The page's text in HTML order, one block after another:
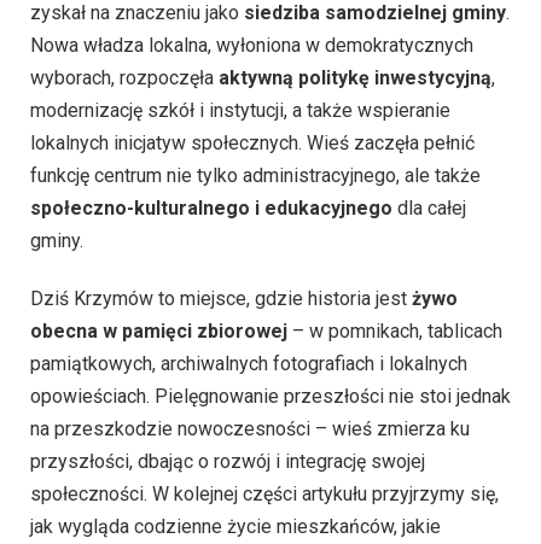
zyskał na znaczeniu jako siedziba samodzielnej gminy.
Nowa władza lokalna, wyłoniona w demokratycznych
wyborach, rozpoczęła aktywną politykę inwestycyjną,
modernizację szkół i instytucji, a także wspieranie
lokalnych inicjatyw społecznych. Wieś zaczęła pełnić
funkcję centrum nie tylko administracyjnego, ale także
społeczno-kulturalnego i edukacyjnego dla całej
gminy.
Dziś Krzymów to miejsce, gdzie historia jest żywo
obecna w pamięci zbiorowej – w pomnikach, tablicach
pamiątkowych, archiwalnych fotografiach i lokalnych
opowieściach. Pielęgnowanie przeszłości nie stoi jednak
na przeszkodzie nowoczesności – wieś zmierza ku
przyszłości, dbając o rozwój i integrację swojej
społeczności. W kolejnej części artykułu przyjrzymy się,
jak wygląda codzienne życie mieszkańców, jakie